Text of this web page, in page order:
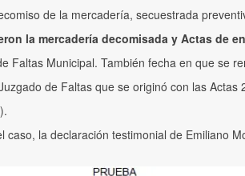
de la mercadería, secuestrada
la mercadería decomisada y Actas de
Faltas Municipal. También fecha en que se
de Faltas que se originó con las Actas
la declaración testimonial de Emiliano